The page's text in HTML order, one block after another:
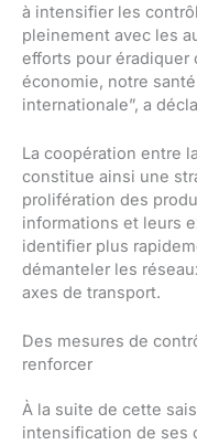
à intensifier les
pleinement avec les
efforts pour éradiquer
économie, notre
internationale”, a
La coopération entre
constitue ainsi une
prolifération des
informations et leurs
identifier plus
démanteler les
axes de transport.
Des mesures de
renforcer
À la suite de cette
intensification de ses